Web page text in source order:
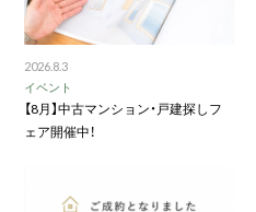
2026.8.3
イベント
【8月】中古マンション・戸建探しフ
ェア開催中！